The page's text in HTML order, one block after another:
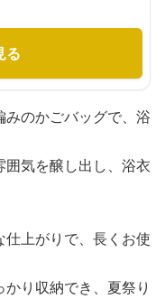
る
のかごバッグで、浴
気を醸し出し、浴衣
上がりで、長くお使
り収納でき、夏祭り